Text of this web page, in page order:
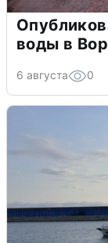
воды в
6 августа 0